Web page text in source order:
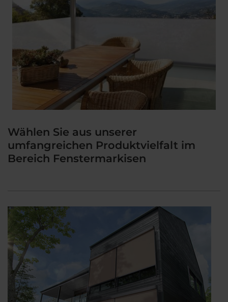
Wählen Sie aus unserer
umfangreichen Produktvielfalt im
Bereich Fenstermarkisen